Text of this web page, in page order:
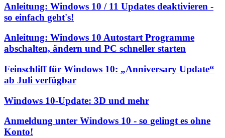
Anleitung: Windows 10 / 11 Updates deaktivieren -
so einfach geht's!
Anleitung: Windows 10 Autostart Programme
abschalten, ändern und PC schneller starten
Feinschliff für Windows 10: „Anniversary Update“
ab Juli verfügbar
Windows 10-Update: 3D und mehr
Anmeldung unter Windows 10 - so gelingt es ohne
Konto!